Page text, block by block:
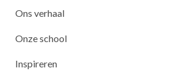
Ons verhaal
Onze school
Inspireren